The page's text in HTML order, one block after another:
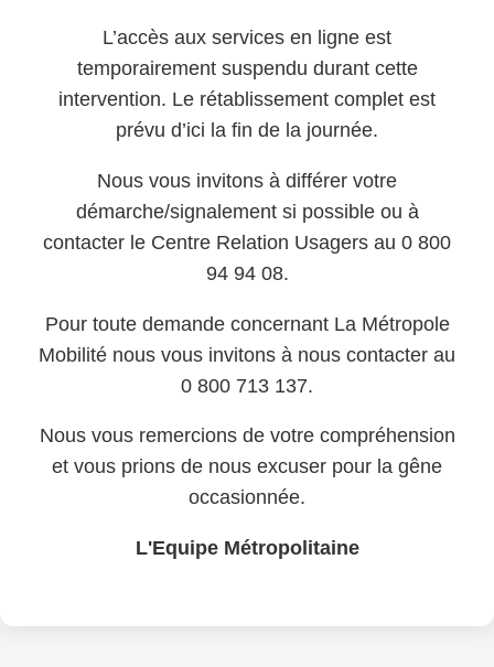
L’accès aux services en ligne est
temporairement suspendu durant cette
intervention. Le rétablissement complet est
prévu d’ici la fin de la journée.
Nous vous invitons à différer votre
démarche/signalement si possible ou à
contacter le Centre Relation Usagers au 0 800
94 94 08.
Pour toute demande concernant La Métropole
Mobilité nous vous invitons à nous contacter au
0 800 713 137.
Nous vous remercions de votre compréhension
et vous prions de nous excuser pour la gêne
occasionnée.
L'Equipe Métropolitaine